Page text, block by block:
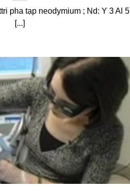
pha tạp neodymium ; Nd: Y 3 Al 5
[...]